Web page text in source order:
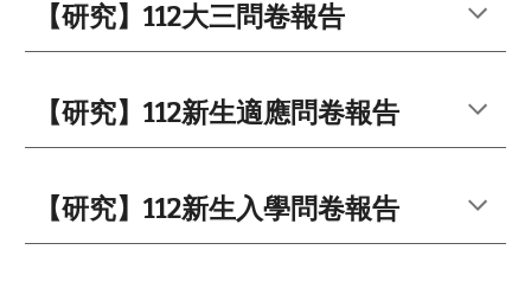
【研究】112大三問卷報告
【研究】112新生適應問卷報告
【研究】112新生入學問卷報告